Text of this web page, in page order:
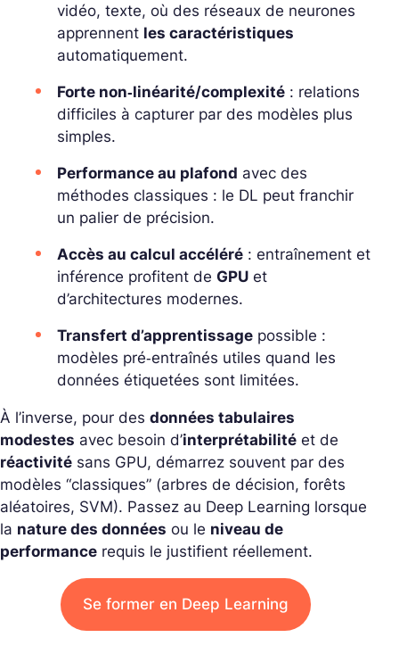
vidéo, texte, où des réseaux de neurones
apprennent les caractéristiques
automatiquement.
Forte non‑linéarité/complexité : relations
difficiles à capturer par des modèles plus
simples.
Performance au plafond avec des
méthodes classiques : le DL peut franchir
un palier de précision.
Accès au calcul accéléré : entraînement et
inférence profitent de GPU et
d’architectures modernes.
Transfert d’apprentissage possible :
modèles pré‑entraînés utiles quand les
données étiquetées sont limitées.
À l’inverse, pour des données tabulaires
modestes avec besoin d’interprétabilité et de
réactivité sans GPU, démarrez souvent par des
modèles “classiques” (arbres de décision, forêts
aléatoires, SVM). Passez au Deep Learning lorsque
la nature des données ou le niveau de
performance requis le justifient réellement.
Se former en Deep Learning